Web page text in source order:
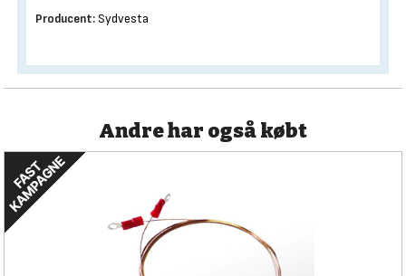
Producent: Sydvesta
Andre har også købt